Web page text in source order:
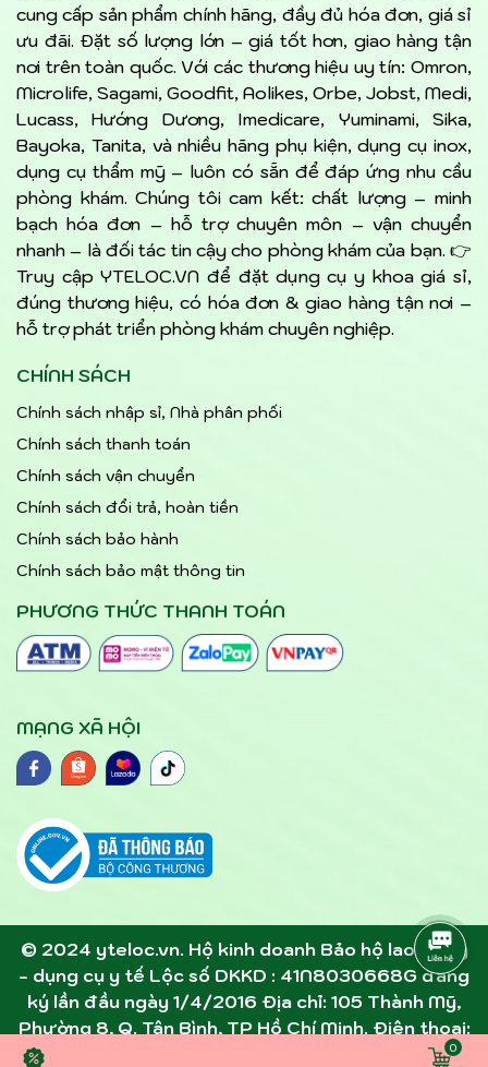
0
cung cấp sản phẩm chính hãng, đầy đủ hóa đơn, giá sỉ
ưu đãi. Đặt số lượng lớn – giá tốt hơn, giao hàng tận
nơi trên toàn quốc. Với các thương hiệu uy tín: Omron,
Microlife, Sagami, Goodfit, Aolikes, Orbe, Jobst, Medi,
Lucass, Hướng Dương, Imedicare, Yuminami, Sika,
Bayoka, Tanita, và nhiều hãng phụ kiện, dụng cụ inox,
dụng cụ thẩm mỹ – luôn có sẵn để đáp ứng nhu cầu
phòng khám. Chúng tôi cam kết: chất lượng – minh
bạch hóa đơn – hỗ trợ chuyên môn – vận chuyển
nhanh – là đối tác tin cậy cho phòng khám của bạn. 👉
Truy cập YTELOC.VN để đặt dụng cụ y khoa giá sỉ,
đúng thương hiệu, có hóa đơn & giao hàng tận nơi –
hỗ trợ phát triển phòng khám chuyên nghiệp.
CHÍNH SÁCH
Chính sách nhập sỉ, Nhà phân phối
Chính sách thanh toán
Chính sách vận chuyển
Chính sách đổi trả, hoàn tiền
Chính sách bảo hành
Chính sách bảo mật thông tin
PHƯƠNG THỨC THANH TOÁN
MẠNG XÃ HỘI
© 2024 yteloc.vn. Hộ kinh doanh Bảo hộ lao động
- dụng cụ y tế Lộc số DKKD : 41N8030668G đăng
ký lần đầu ngày 1/4/2016 Địa chỉ: 105 Thành Mỹ,
Phường 8, Q. Tân Bình, TP Hồ Chí Minh. Điện thoại: